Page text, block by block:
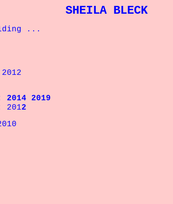
SHEILA BLECK
...
2019
2